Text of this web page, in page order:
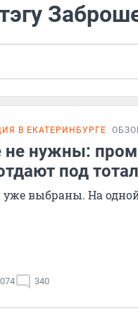
В ЕКАТЕРИНБУРГЕ
нужны:
под
выбраны. На
340